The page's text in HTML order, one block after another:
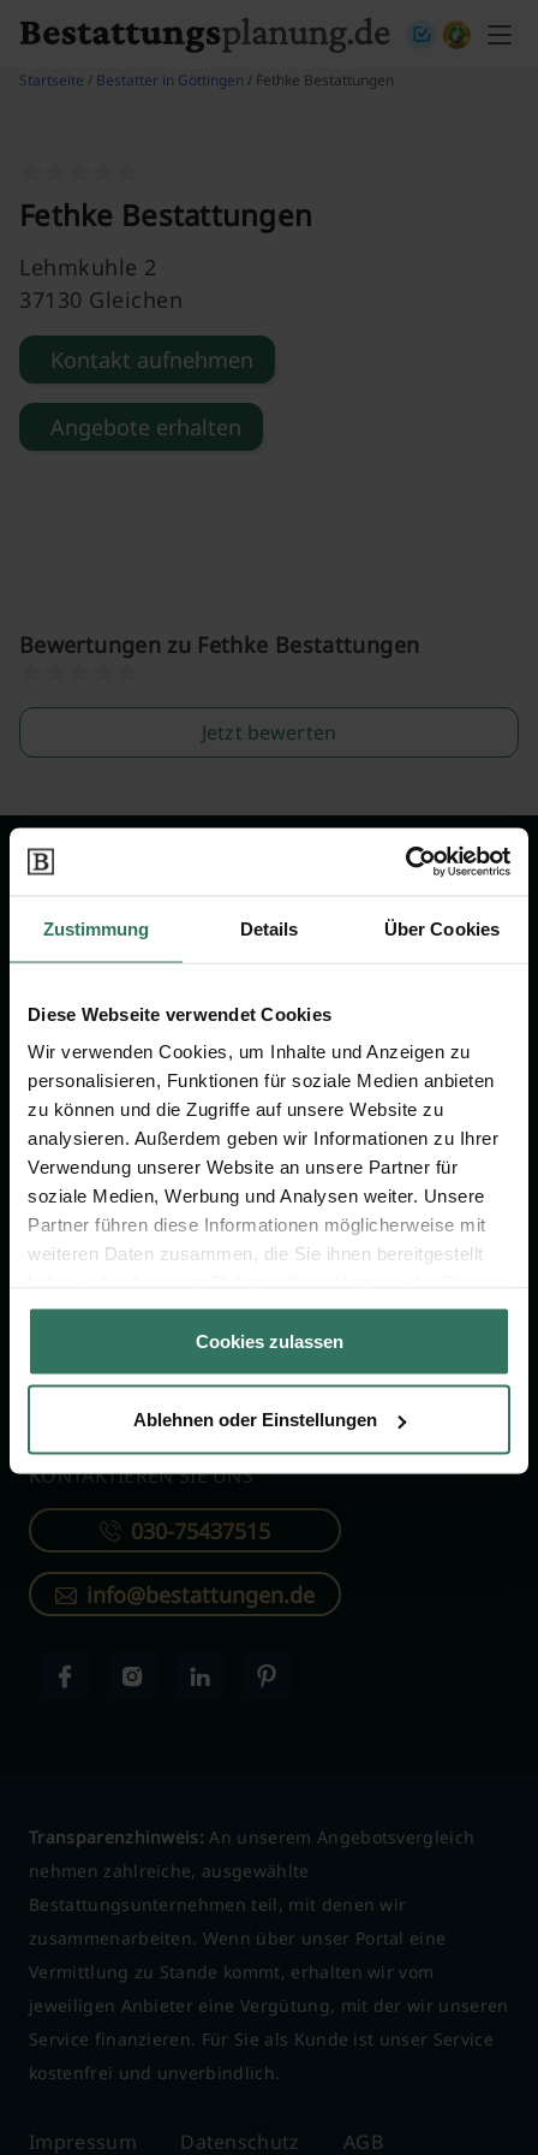
Zustimmung Details Über Cookies
Diese Webseite verwendet Cookies
Wir verwenden Cookies, um Inhalte und Anzeigen zu
personalisieren, Funktionen für soziale Medien anbieten
zu können und die Zugriffe auf unsere Website zu
analysieren. Außerdem geben wir Informationen zu Ihrer
Verwendung unserer Website an unsere Partner für
soziale Medien, Werbung und Analysen weiter. Unsere
Partner führen diese Informationen möglicherweise mit
weiteren Daten zusammen, die Sie ihnen bereitgestellt
gesammelt haben.
Cookies zulassen
Ablehnen oder Einstellungen
Startseite / Bestatter in Göttingen / Fethke Bestattungen
Fethke Bestattungen
Lehmkuhle 2
37130 Gleichen
Kontakt aufnehmen
Angebote erhalten
Bewertungen zu Fethke Bestattungen
Jetzt bewerten
Wir sind Ihr Ansprechpartner rund
um das Thema Bestattung &
Vorsorge.
Jetzt beraten lassen
FÜR SIE
Vergleich
Ratgeber
Verzeichnis
FÜR BESTATTER
Online-Portal
Kostenlos registrieren
KONTAKTIEREN SIE UNS
030-75437515
info@bestattungen.de
Transparenzhinweis: An unserem Angebotsvergleich
nehmen zahlreiche, ausgewählte
Bestattungsunternehmen teil, mit denen wir
zusammenarbeiten. Wenn über unser Portal eine
Vermittlung zu Stande kommt, erhalten wir vom
jeweiligen Anbieter eine Vergütung, mit der wir unseren
Service finanzieren. Für Sie als Kunde ist unser Service
kostenfrei und unverbindlich.
Impressum Datenschutz AGB